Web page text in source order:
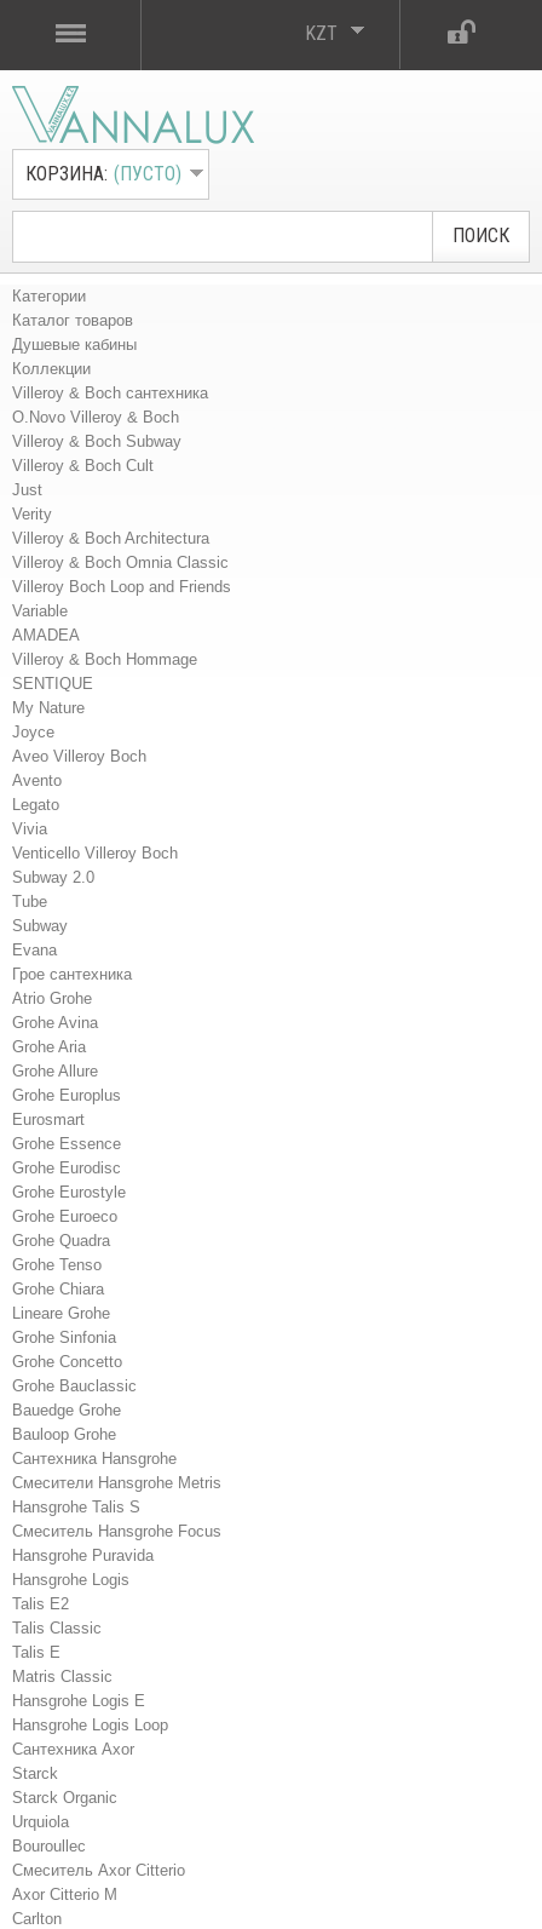
KZT
ПОИСК
КОРЗИНА: (ПУСТО)
Категории
Каталог товаров
Душевые кабины
Коллекции
Villeroy & Boch сантехника
O.Novo Villeroy & Boch
Villeroy & Boch Subway
Villeroy & Boch Cult
Just
Verity
Villeroy & Boch Architectura
Villeroy & Boch Omnia Classic
Villeroy Boch Loop and Friends
Variable
AMADEA
Villeroy & Boch Hommage
SENTIQUE
My Nature
Joyce
Aveo Villeroy Boch
Avento
Legato
Vivia
Venticello Villeroy Boch
Subway 2.0
Tube
Subway
Evana
Грое сантехника
Atrio Grohe
Grohe Avina
Grohe Aria
Grohe Allure
Grohe Europlus
Eurosmart
Grohe Essence
Grohe Eurodisc
Grohe Eurostyle
Grohe Euroeco
Grohe Quadra
Grohe Tenso
Grohe Chiara
Lineare Grohe
Grohe Sinfonia
Grohe Concetto
Grohe Bauclassic
Bauedge Grohe
Bauloop Grohe
Сантехника Hansgrohe
Cмесители Hansgrohe Metris
Hansgrohe Talis S
Смеситель Hansgrohe Focus
Hansgrohe Puravida
Hansgrohe Logis
Talis E2
Talis Classic
Talis E
Matris Classic
Hansgrohe Logis E
Hansgrohe Logis Loop
Сантехника Axor
Starck
Starck Organic
Urquiola
Bouroullec
Смеситель Axor Citterio
Axor Citterio M
Carlton